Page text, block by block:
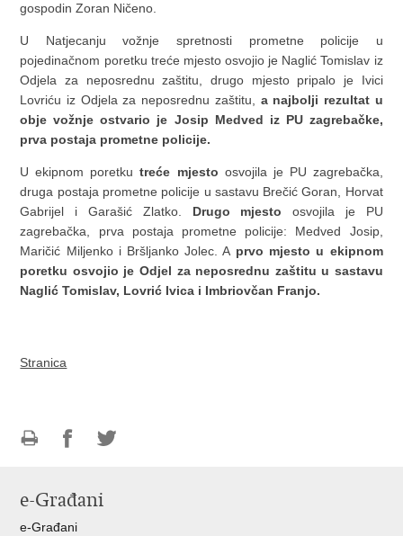
gospodin Zoran Ničeno.
U Natjecanju vožnje spretnosti prometne policije u
pojedinačnom poretku treće mjesto osvojio je Naglić Tomislav iz
Odjela za neposrednu zaštitu, drugo mjesto pripalo je Ivici
Lovriću iz Odjela za neposrednu zaštitu, a najbolji rezultat u
obje vožnje ostvario je Josip Medved iz PU zagrebačke,
prva postaja prometne policije.
U ekipnom poretkutreće mjesto osvojila je PU zagrebačka,
druga postaja prometne policije u sastavu Brečić Goran, Horvat
Gabrijel i Garašić Zlatko. Drugo mjesto osvojila je PU
zagrebačka, prva postaja prometne policije: Medved Josip,
Maričić Miljenko i Bršljanko Jolec. Aprvo mjesto u ekipnom
poretku osvojio je Odjel za neposrednu zaštitu u sastavu
Naglić Tomislav, Lovrić Ivica i Imbriovčan Franjo.
Stranica
FacebookuTwitteru
e-Građani
e-Građani